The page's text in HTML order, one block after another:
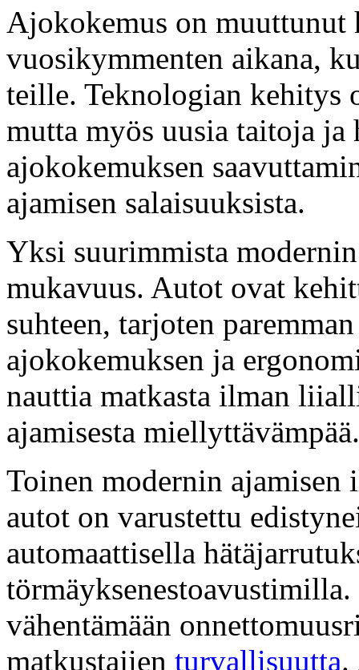
Ajokokemus on muuttunut
vuosikymmenten aikana,
teille. Teknologian kehitys
mutta myös uusia taitoja
ajokokemuksen
ajamisen salaisuuksista.
Yksi suurimmista
mukavuus. Autot ovat
suhteen, tarjoten
ajokokemuksen ja
nauttia matkasta ilman
ajamisesta miellyttävämpää.
Toinen modernin
autot on varustettu
automaattisella
vähentämään
matkustajien turvallisuutta.